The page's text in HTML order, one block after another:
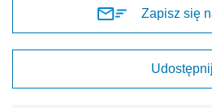
Zapisz się
Udostępnij